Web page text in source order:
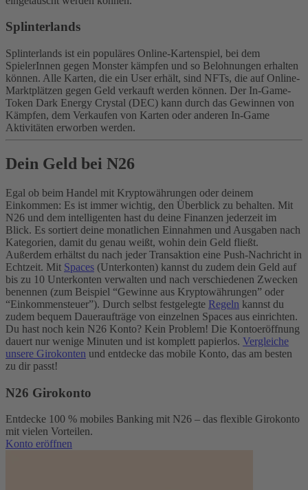
Splinterlands
Splinterlands ist ein populäres Online-Kartenspiel, bei dem
SpielerInnen gegen Monster kämpfen und so Belohnungen erhalten
können. Alle Karten, die ein User erhält, sind NFTs, die auf Online-
Marktplätzen gegen Geld verkauft werden können. Der In-Game-
Token Dark Energy Crystal (DEC) kann durch das Gewinnen von
Kämpfen, dem Verkaufen von Karten oder anderen In-Game
Aktivitäten erworben werden.
Dein Geld bei N26
Egal ob beim Handel mit Kryptowährungen oder deinem
Einkommen: Es ist immer wichtig, den Überblick zu behalten. Mit
N26 und dem intelligenten hast du deine Finanzen jederzeit im
Blick. Es sortiert deine monatlichen Einnahmen und Ausgaben nach
Kategorien, damit du genau weißt, wohin dein Geld fließt.
Außerdem erhältst du nach jeder Transaktion eine Push-Nachricht in
Echtzeit. Mit Spaces (Unterkonten) kannst du zudem dein Geld auf
bis zu 10 Unterkonten verwalten und nach verschiedenen Zwecken
benennen (zum Beispiel “Gewinne aus Kryptowährungen” oder
“Einkommensteuer”). Durch selbst festgelegte Regeln kannst du
zudem bequem Daueraufträge von einzelnen Spaces aus einrichten.
Du hast noch kein N26 Konto? Kein Problem! Die Kontoeröffnung
dauert nur wenige Minuten und ist komplett papierlos. Vergleiche
unsere Girokonten und entdecke das mobile Konto, das am besten
zu dir passt!
N26 Girokonto
Entdecke 100 % mobiles Banking mit N26 – das flexible Girokonto
mit vielen Vorteilen.
Konto eröffnen